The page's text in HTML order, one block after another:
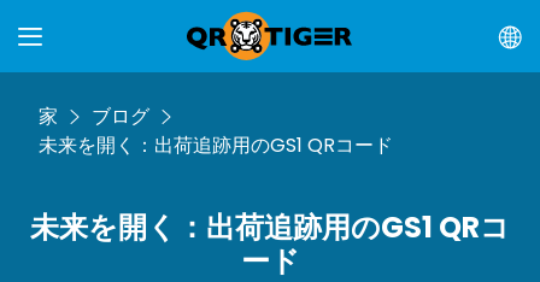
家
ブログ
未来を開く：出荷追跡用のGS1 QRコード
未来を開く：出荷追跡用のGS1 QRコ
ード